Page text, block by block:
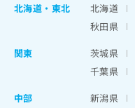
北海道 ・ 東北 北海道
秋田県
関東
茨城県
千葉県
中部
新潟県